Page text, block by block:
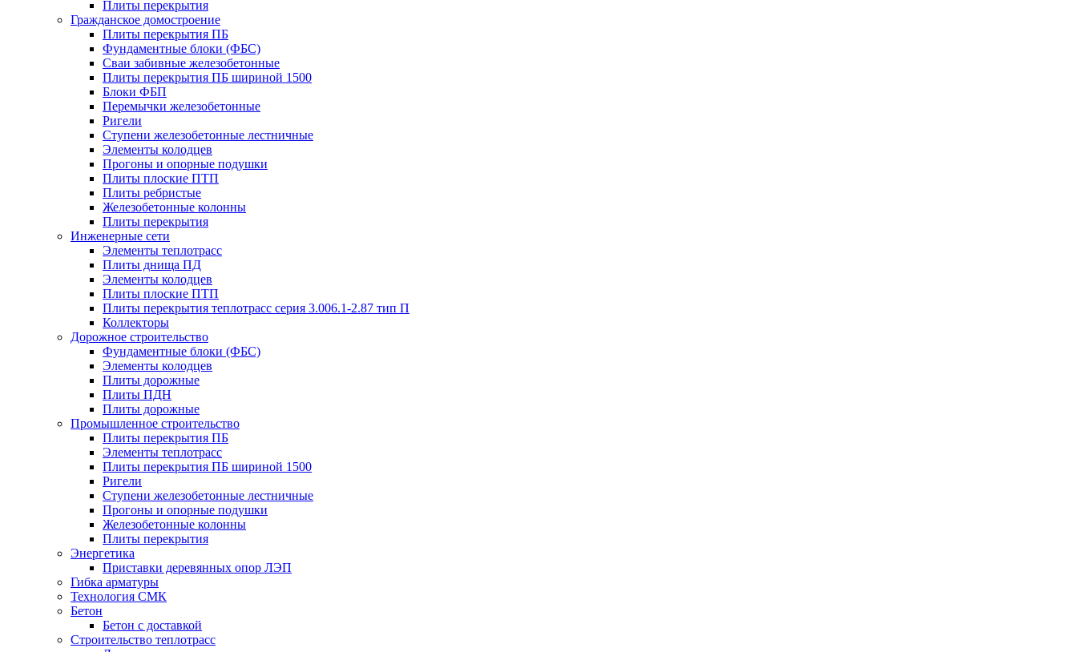
Плиты перекрытия
Гражданское домостроение
Плиты перекрытия ПБ
Фундаментные блоки (ФБС)
Сваи забивные железобетонные
Плиты перекрытия ПБ шириной 1500
Блоки ФБП
Перемычки железобетонные
Ригели
Ступени железобетонные лестничные
Элементы колодцев
Прогоны и опорные подушки
Плиты плоские ПТП
Плиты ребристые
Железобетонные колонны
Плиты перекрытия
Инженерные сети
Элементы теплотрасс
Плиты днища ПД
Элементы колодцев
Плиты плоские ПТП
Плиты перекрытия теплотрасс серия 3.006.1-2.87 тип П
Коллекторы
Дорожное строительство
Фундаментные блоки (ФБС)
Элементы колодцев
Плиты дорожные
Плиты ПДН
Плиты дорожные
Промышленное строительство
Плиты перекрытия ПБ
Элементы теплотрасс
Плиты перекрытия ПБ шириной 1500
Ригели
Ступени железобетонные лестничные
Прогоны и опорные подушки
Железобетонные колонны
Плиты перекрытия
Энергетика
Приставки деревянных опор ЛЭП
Гибка арматуры
Технология СМК
Бетон
Бетон с доставкой
Строительство теплотрасс